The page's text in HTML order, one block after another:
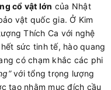
cổ vật lớn của Nhật
vật quốc gia. Ở Kim
Thích Ca với nghệ
sức tinh tế, hào quang
có chạm khắc các phi
với tổng trọng lượng
tạo nhằm mục đích cầu